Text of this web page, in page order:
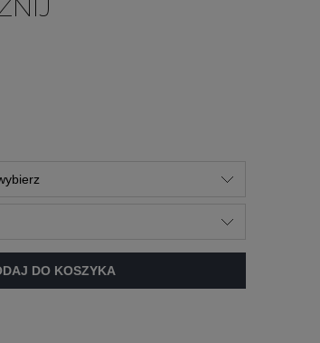
DO KOSZYKA